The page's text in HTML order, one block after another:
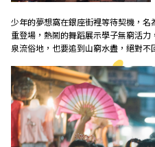
少年的夢想窩在銀座街裡等待契機，
重登場，熱鬧的舞蹈展示學子無窮活
泉流俗地，也要追到山窮水盡，絕對不